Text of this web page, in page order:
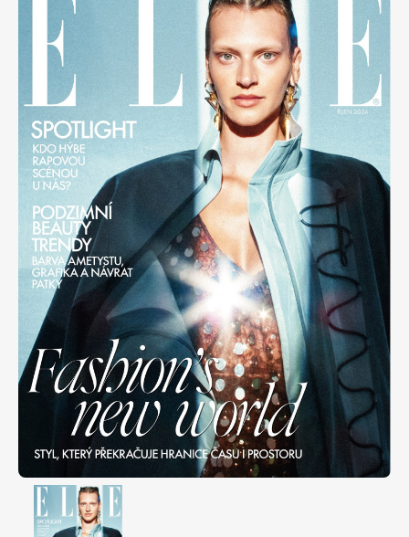
Apetit
Svět ženy
Elle Decoration
Marianne Bydlení
Marianne Venkov & styl
Merch